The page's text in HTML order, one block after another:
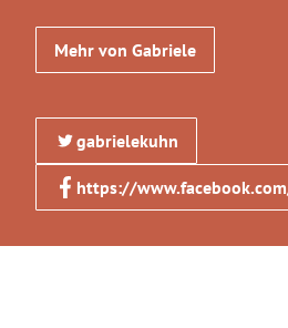
Mehr von Gabriele
gabrielekuhn
https://